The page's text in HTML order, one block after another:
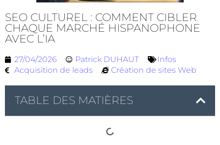
SEO CULTUREL : COMMENT CIBLER
CHAQUE MARCHÉ HISPANOPHONE
AVEC L’IA
27/04/2026 Patrick DUHAUT
Infos
Acquisition de leads
Création de sites Web
TABLE DES MATIÈRES